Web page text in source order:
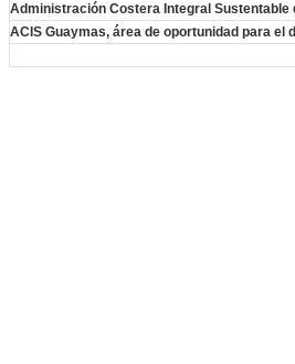
Administración Costera Integral Sustentable
ACIS Guaymas, área de oportunidad para